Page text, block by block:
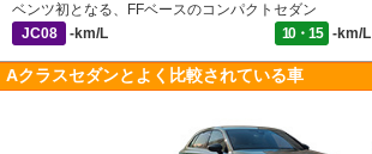
ベンツ初となる、FFベースのコンパクトセダン
JC08
-km/L 10・15 -km/L
Aクラスセダンとよく比較されている車